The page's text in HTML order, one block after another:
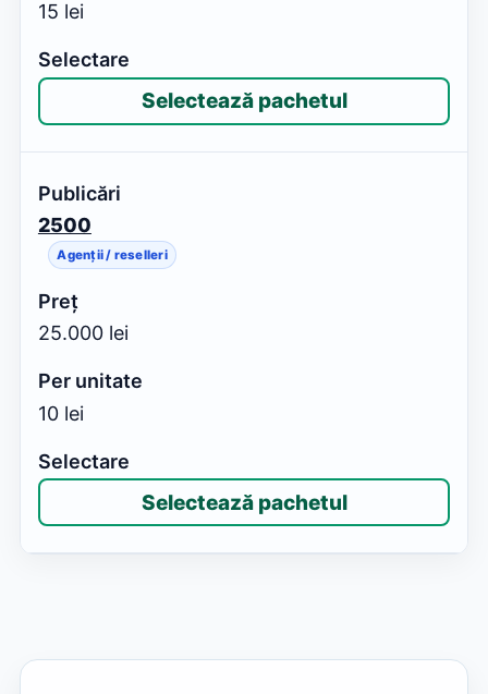
15 lei
Selectează pachetul
2500
Agenții / reselleri
25.000 lei
10 lei
Selectează pachetul